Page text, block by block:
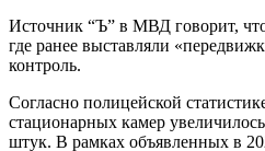
Источник “Ъ” в МВД говорит,
где ранее выставляли
контроль.
Согласно полицейской
стационарных камер
штук. В рамках объявленных в